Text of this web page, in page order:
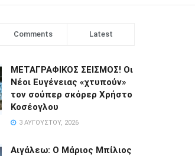
Comments Latest
ΜΕΤΑΓΡΑΦΙΚΟΣ ΣΕΙΣΜΟΣ! Οι
Νέοι Ευγένειας «χτυπούν»
τον σούπερ σκόρερ Χρήστο
Κοσέογλου
3 ΑΥΓΟΎΣΤΟΥ, 2026
Αιγάλεω: Ο Μάριος Μπίλιος